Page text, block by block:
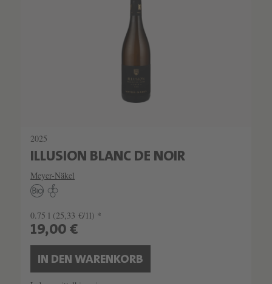
2025
ILLUSION BLANC DE NOIR
Meyer-Näkel
0.75 l (25,33 €/1l) *
19,00 €
IN DEN WARENKORB